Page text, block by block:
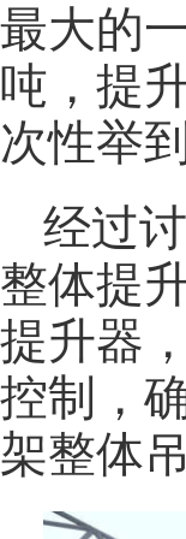
最大的
吨，提
次性举
经过
整体提
提升器
控制，
架整体